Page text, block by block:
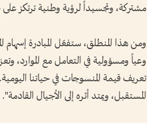
مشتركة، وتجسيداً لرؤية وطنية ترتكز
ومن هذا المنطلق، ستفعّل المبادرة إسهام
وعياً ومسؤولية في التعامل مع الموارد،
تعريف قيمة المنسوجات في حياتنا
المستقبل، ويمتد أثره إلى الأجيال القادمة".